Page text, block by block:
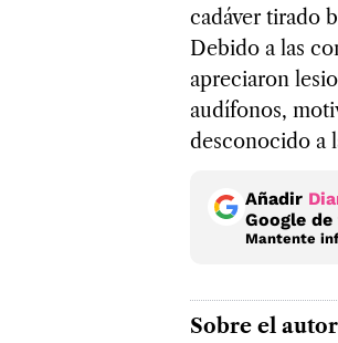
cadáver tirado
Debido a las
apreciaron
audífonos,
desconocido a
Añadir
Google
Mantente
Sobre el autor